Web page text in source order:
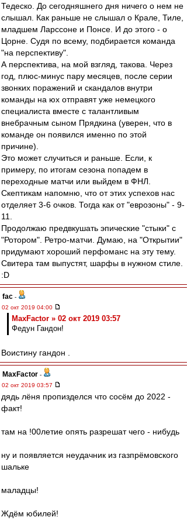
Тедеско. До сегодняшнего дня ничего о нем не
слышал. Как раньше не слышал о Крале, Тиле,
младшем Ларссоне и Понсе. И до этого - о
Цорне. Судя по всему, подбирается команда
"на перспективу".
А перспектива, на мой взгляд, такова. Через
год, плюс-минус пару месяцев, после серии
звонких поражений и скандалов внутри
команды на юх отправят уже немецкого
специалиста вместе с талантливым
внебрачным сыном Прядкина (уверен, что в
команде он появился именно по этой
причине).
Это может случиться и раньше. Если, к
примеру, по итогам сезона попадем в
переходные матчи или выйдем в ФНЛ.
Скептикам напомню, что от этих успехов нас
отделяет 3-6 очков. Тогда как от "еврозоны" - 9-
11.
Продолжаю предвкушать эпические "стыки" с
"Ротором". Ретро-матчи. Думаю, на "Открытии"
придумают хороший перфоманс на эту тему.
Свитера там выпустят, шарфы в нужном стиле.
:D
fac -
02 окт 2019 04:00
MaxFactor » 02 окт 2019 03:57
Федун Гандон!
Воистину гандон .
MaxFactor -
02 окт 2019 03:57
дядь лёня пропизделся что сосём до 2022 -
факт!
там на !00летие опять разрешат чего - нибудь
ну и появляется неудачник из газпрёмовского
шальке
маладцы!
Ждём юбилей!